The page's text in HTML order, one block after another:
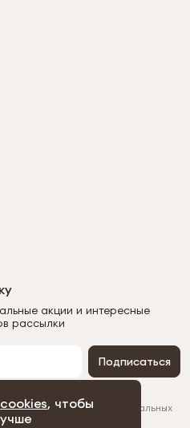
cookies, чтобы
акции и интересные
рассылки
Подписаться
данных
с обработкой персональных